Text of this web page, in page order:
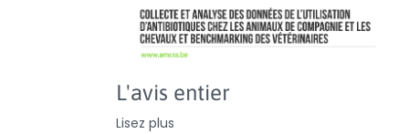
L'avis entier
Lisez plus